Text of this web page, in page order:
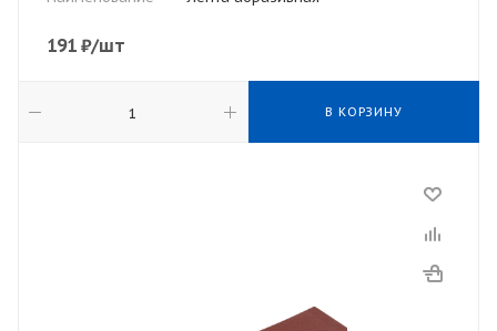
191 ₽/шт
В КОРЗИНУ